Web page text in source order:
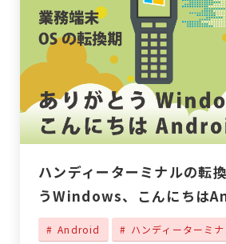
ハンディーターミナルの転
うWindows、こんにちは
Android ハンディーターミナ